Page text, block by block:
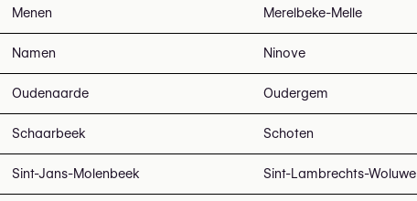
Menen Merelbeke-Melle
Namen Ninove
Oudenaarde Oudergem
Schaarbeek Schoten
Sint-Jans-Molenbeek Sint-Lambrechts-Woluwe